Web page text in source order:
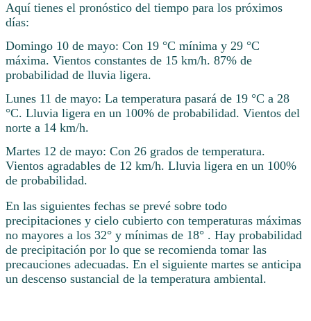
Aquí tienes el pronóstico del tiempo para los próximos
días:
Domingo 10 de mayo: Con 19 °C mínima y 29 °C
máxima. Vientos constantes de 15 km/h. 87% de
probabilidad de lluvia ligera.
Lunes 11 de mayo: La temperatura pasará de 19 °C a 28
°C. Lluvia ligera en un 100% de probabilidad. Vientos del
norte a 14 km/h.
Martes 12 de mayo: Con 26 grados de temperatura.
Vientos agradables de 12 km/h. Lluvia ligera en un 100%
de probabilidad.
En las siguientes fechas se prevé sobre todo
precipitaciones y cielo cubierto con temperaturas máximas
no mayores a los 32° y mínimas de 18° . Hay probabilidad
de precipitación por lo que se recomienda tomar las
precauciones adecuadas. En el siguiente martes se anticipa
un descenso sustancial de la temperatura ambiental.